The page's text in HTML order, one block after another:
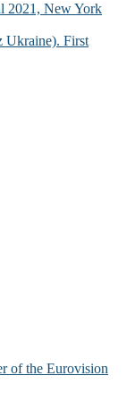
2021, New York
Ukraine). First
of the Eurovision